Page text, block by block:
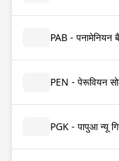
PAB - पनामेनियन
PEN - पेरूवियन
PGK - पापुआ न्यू